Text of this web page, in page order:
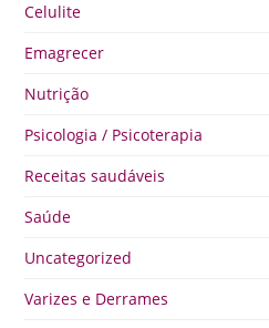
Celulite
Emagrecer
Nutrição
Psicologia / Psicoterapia
Receitas saudáveis
Saúde
Uncategorized
Varizes e Derrames